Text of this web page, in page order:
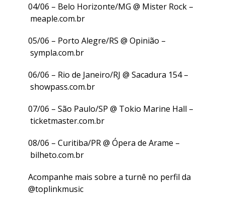
04/06 – Belo Horizonte/MG @ Mister Rock –
meaple.com.br
05/06 – Porto Alegre/RS @ Opinião –
sympla.com.br
06/06 – Rio de Janeiro/RJ @ Sacadura 154 –
showpass.com.br
07/06 – São Paulo/SP @ Tokio Marine Hall –
ticketmaster.com.br
08/06 – Curitiba/PR @ Ópera de Arame –
bilheto.com.br
Acompanhe mais sobre a turnê no perfil da
@toplinkmusic